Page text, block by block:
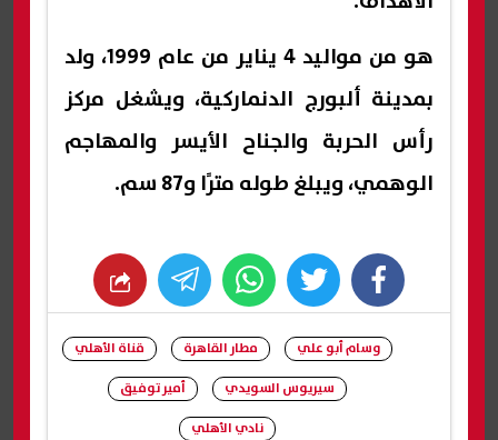
هو من مواليد 4 يناير من عام 1999، ولد
بمدينة ألبورج الدنماركية، ويشغل مركز
رأس الحربة والجناح الأيسر والمهاجم
الوهمي، ويبلغ طوله مترًا و87 سم.
facebook
twitter
whats
وسام أبو علي مطار القاهرة
قناة الأهلي
سيريوس السويدي
أمير توفيق
نادي الأهلي